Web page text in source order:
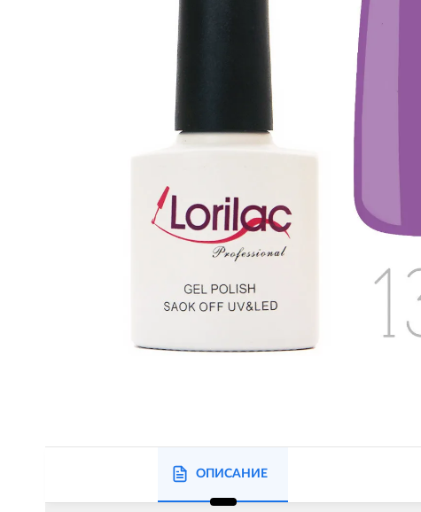
ОПИСАНИЕ